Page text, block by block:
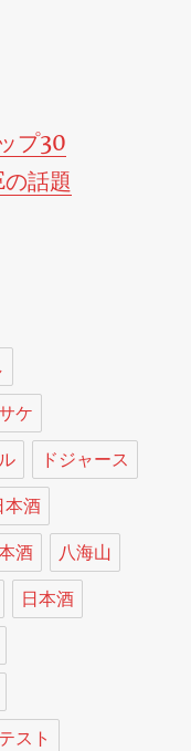
プ30
の話題
ケ
ドジャース
本酒
酒 八海山
日本酒
スト